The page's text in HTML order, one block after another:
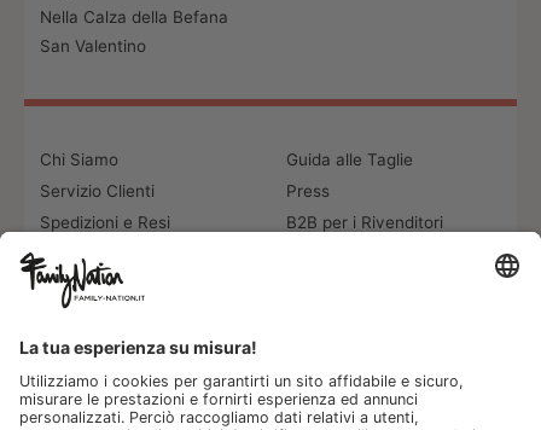
Nella Calza della Befana
San Valentino
Chi Siamo
Servizio Clienti
Spedizioni e Resi
Privacy
Recupero password?
Guida alle Taglie
Press
B2B per i Rivenditori